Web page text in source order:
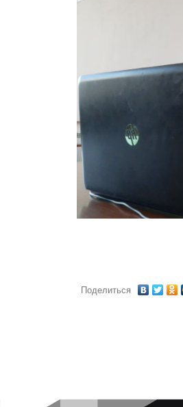
Поделиться